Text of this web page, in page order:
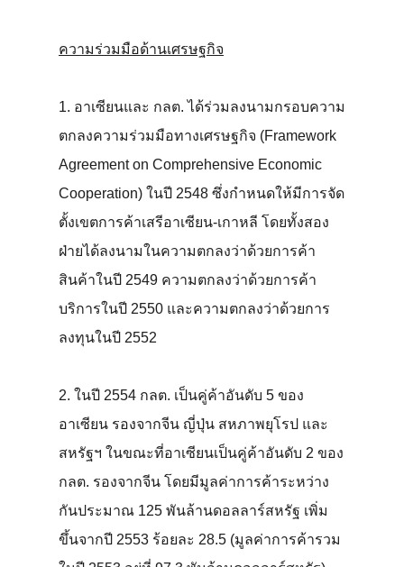
ความร่วมมือด้านเศรษฐกิจ
1. อาเซียนและ กลต. ได้ร่วมลงนามกรอบความ
ตกลงความร่วมมือทางเศรษฐกิจ (Framework
Agreement on Comprehensive Economic
Cooperation) ในปี 2548 ซึ่งกำหนดให้มีการจัด
ตั้งเขตการค้าเสรีอาเซียน-เกาหลี โดยทั้งสอง
ฝ่ายได้ลงนามในความตกลงว่าด้วยการค้า
สินค้าในปี 2549 ความตกลงว่าด้วยการค้า
บริการในปี 2550 และความตกลงว่าด้วยการ
ลงทุนในปี 2552
2. ในปี 2554 กลต. เป็นคู่ค้าอันดับ 5 ของ
อาเซียน รองจากจีน ญี่ปุ่น สหภาพยุโรป และ
สหรัฐฯ ในขณะที่อาเซียนเป็นคู่ค้าอันดับ 2 ของ
กลต. รองจากจีน โดยมีมูลค่าการค้าระหว่าง
กันประมาณ 125 พันล้านดอลลาร์สหรัฐ เพิ่ม
ขึ้นจากปี 2553 ร้อยละ 28.5 (มูลค่าการค้ารวม